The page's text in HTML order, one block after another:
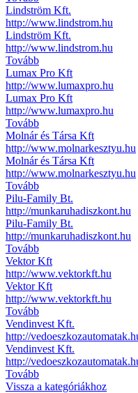
Lindström Kft.
http://www.lindstrom.hu
Lindström Kft.
http://www.lindstrom.hu
Tovább
Lumax Pro Kft
http://www.lumaxpro.hu
Lumax Pro Kft
http://www.lumaxpro.hu
Tovább
Molnár és Társa Kft
http://www.molnarkesztyu.hu
Molnár és Társa Kft
http://www.molnarkesztyu.hu
Tovább
Pilu-Family Bt.
http://munkaruhadiszkont.hu
Pilu-Family Bt.
http://munkaruhadiszkont.hu
Tovább
Vektor Kft
http://www.vektorkft.hu
Vektor Kft
http://www.vektorkft.hu
Tovább
Vendinvest Kft.
http://
Vendinvest Kft.
http://
Tovább
Vissza a kategóriákhoz